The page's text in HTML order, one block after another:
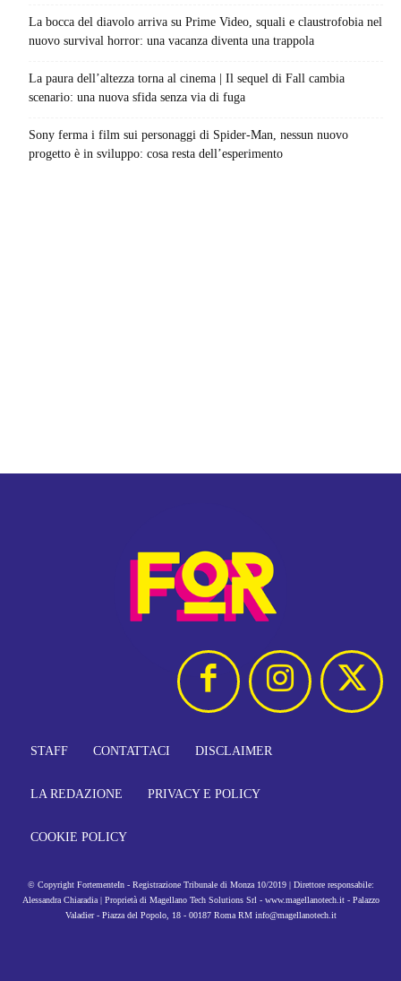
La bocca del diavolo arriva su Prime Video, squali e claustrofobia nel
nuovo survival horror: una vacanza diventa una trappola
La paura dell’altezza torna al cinema | Il sequel di Fall cambia
scenario: una nuova sfida senza via di fuga
Sony ferma i film sui personaggi di Spider-Man, nessun nuovo
progetto è in sviluppo: cosa resta dell’esperimento
STAFF CONTATTACI DISCLAIMER
LA REDAZIONE PRIVACY E POLICY
COOKIE POLICY
© Copyright FortementeIn - Registrazione Tribunale di Monza 10/2019 | Direttore responsabile:
Alessandra Chiaradia | Proprietà di Magellano Tech Solutions Srl - www.magellanotech.it - Palazzo
Valadier - Piazza del Popolo, 18 - 00187 Roma RM info@magellanotech.it